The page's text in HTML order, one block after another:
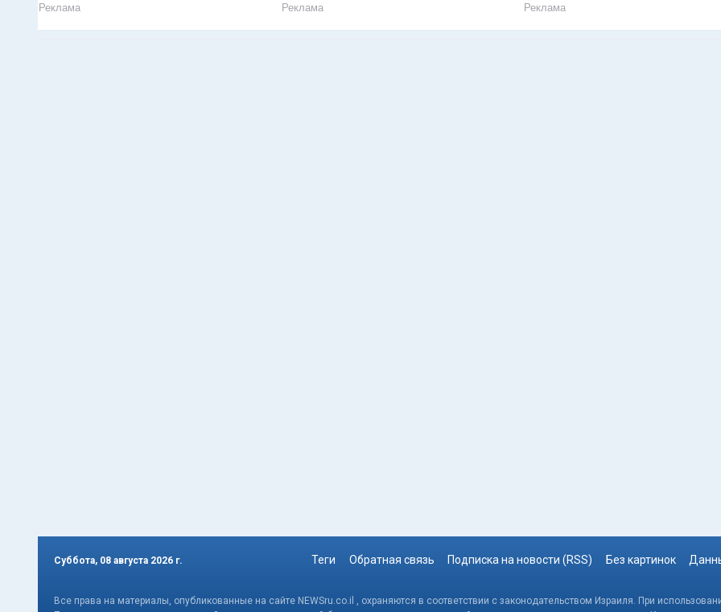
Реклама Реклама Реклама
Суббота, 08 августа 2026 г. Теги Обратная связь Подписка на новости (RSS) Без картинок
Все права на материалы, опубликованные на сайте NEWSru.co.il , охраняются в соответствии с законодательством Израиля. При